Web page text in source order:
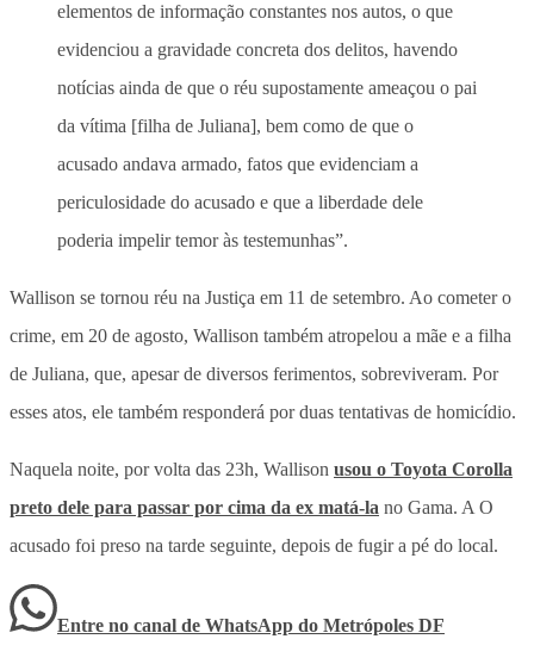
elementos de informação constantes nos autos, o que
evidenciou a gravidade concreta dos delitos, havendo
notícias ainda de que o réu supostamente ameaçou o pai
da vítima [filha de Juliana], bem como de que o
acusado andava armado, fatos que evidenciam a
periculosidade do acusado e que a liberdade dele
poderia impelir temor às testemunhas”.
Wallison se tornou réu na Justiça em 11 de setembro. Ao cometer o
crime, em 20 de agosto, Wallison também atropelou a mãe e a filha
de Juliana, que, apesar de diversos ferimentos, sobreviveram. Por
esses atos, ele também responderá por duas tentativas de homicídio.
Naquela noite, por volta das 23h, Wallison usou o Toyota Corolla
preto dele para passar por cima da ex matá-la no Gama. A O
acusado foi preso na tarde seguinte, depois de fugir a pé do local.
Entre no canal de WhatsApp do Metrópoles DF